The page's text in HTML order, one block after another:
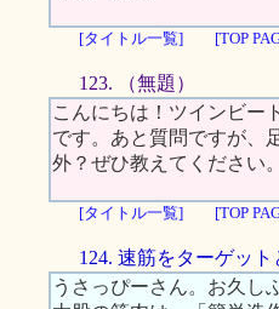
[タイトル一覧] [TOP
123. （無題）
こんにちは！ツインビー
です。あと質問ですが、
外？ぜひ教えてください。
[タイトル一覧] [TOP
124. 速筋をターゲッ
うさっぴーさん。お久し